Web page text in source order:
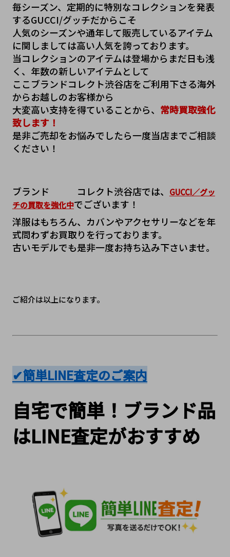
毎シーズン、定期的に特別なコレクションを発表
するGUCCI/グッチだからこそ
人気のシーズンや通年して販売しているアイテム
に関しましては高い人気を誇っております。
当コレクションのアイテムは登場からまだ日も浅
く、年数の新しいアイテムとして
ここブランドコレクト渋谷店をご利用下さる海外
からお越しのお客様から
大変高い支持を得ていることから、 常時買取強化
致します！
是非ご売却をお悩みでしたら一度当店までご相談
ください！
ブランド   コレクト渋谷店では、
GUCCI／グッ
チの買取を強化中でございます！
洋服はもちろん、カバンやアクセサリーなどを年
式問わずお買取りを行っております。
古いモデルでも是非一度お持ち込み下さいませ。
ご紹介は以上になります。
✔簡単LINE査定のご案内
自宅で簡単！ブランド品
はLINE査定がおすすめ